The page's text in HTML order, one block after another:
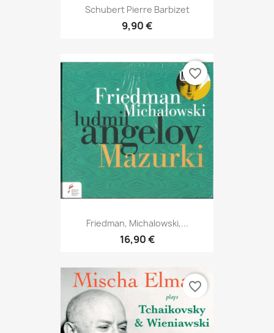
Schubert Pierre Barbizet
9,90 €
Friedman, Michalowski,...
16,90 €
favorite_border
favorite_border